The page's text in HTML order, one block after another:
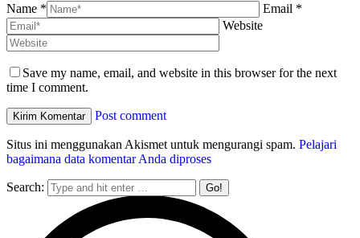
Name *
Email *
Website
Save my name, email, and website in this browser for the next
time I comment.
Post comment
Situs ini menggunakan Akismet untuk mengurangi spam. Pelajari
bagaimana data komentar Anda diproses
Search: